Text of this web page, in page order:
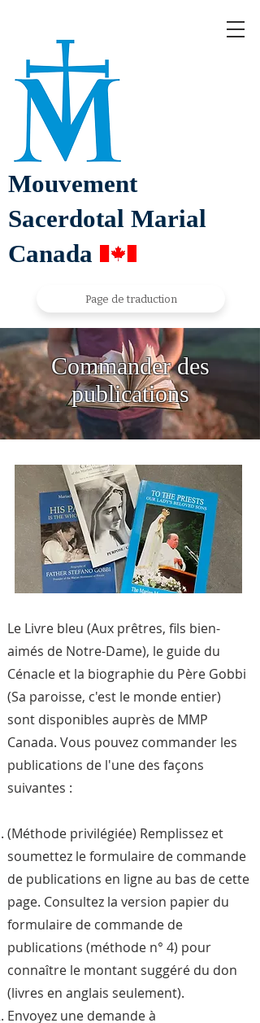
Page de traduction
Mouvement
Sacerdotal Marial
Canada
Commander des
publications
Le Livre bleu (Aux prêtres, fils bien-
aimés de Notre-Dame), le guide du
Cénacle et la biographie du Père Gobbi
(Sa paroisse, c'est le monde entier)
sont disponibles auprès de MMP
Canada. Vous pouvez commander les
publications de l'une des façons
suivantes :
(Méthode privilégiée) Remplissez et
soumettez le formulaire de commande
de publications en ligne au bas de cette
page. Consultez la version papier du
formulaire de commande de
publications (méthode n° 4) pour
connaître le montant suggéré du don
(livres en anglais seulement).
Envoyez une demande à